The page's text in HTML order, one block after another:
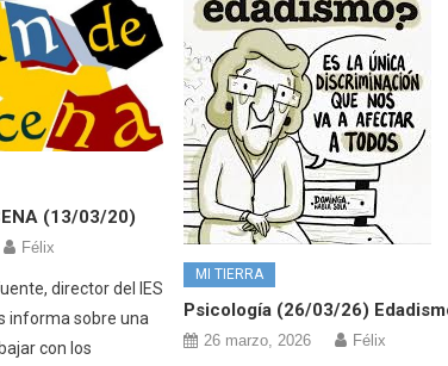
(13/03/20)
Félix
director del IES
informa sobre una
con los
MI TIERRA
Psicología (26/03/26)
26 marzo, 2026 Félix